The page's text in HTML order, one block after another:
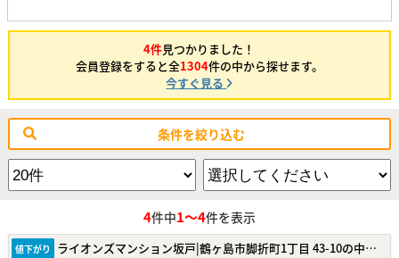
4件見つかりました！
会員登録をすると全1304件の中から探せます。
今すぐ見る
条件を絞り込む
4件中1～4件を表示
値下がり ライオンズマンション坂戸|鶴ヶ島市脚折町1丁目 43-10の中古マンション